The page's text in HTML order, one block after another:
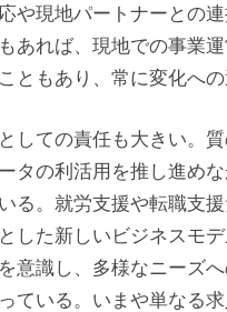
や現地パートナーとの
あれば、現地での事業
ともあり、常に変化への
しての責任も大きい。
タの利活用を推し進め
る。就労支援や転職支
した新しいビジネスモ
意識し、多様なニーズ
ている。いまや単なる